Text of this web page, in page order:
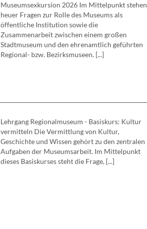
Museumsexkursion 2026 Im Mittelpunkt stehen
heuer Fragen zur Rolle des Museums als
öffentliche Institution sowie die
Zusammenarbeit zwischen einem großen
Stadtmuseum und den ehrenamtlich geführten
Regional- bzw. Bezirksmuseen. [...]
Lehrgang Regionalmuseum - Basiskurs: Kultur
vermitteln Die Vermittlung von Kultur,
Geschichte und Wissen gehört zu den zentralen
Aufgaben der Museumsarbeit. Im Mittelpunkt
dieses Basiskurses steht die Frage, [...]